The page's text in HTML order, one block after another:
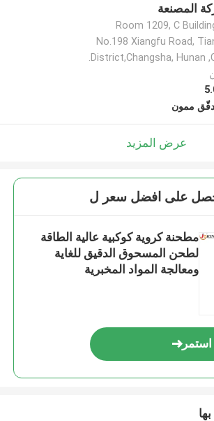
المصنعة
Room 1209, C
No.198 Xiangfu Road,
ممون
عرض المزيد
على افضل سعر ل
مطحنة كروية كوكبية عالية الطاقة
لطحن المسحوق الدقيق للغاية
ومعالجة المواد المخبرية
استمر